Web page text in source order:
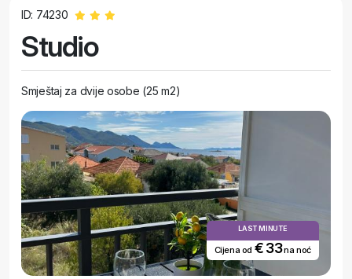
ID: 74230
Studio
Smještaj za dvije osobe (25 m2)
LAST MINUTE
Cijena od € 33na noć